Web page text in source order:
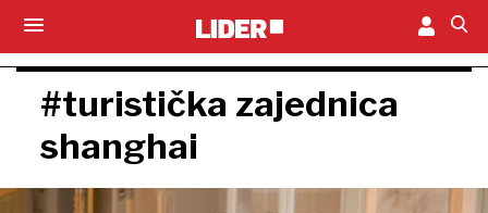
#turistička zajednica
shanghai